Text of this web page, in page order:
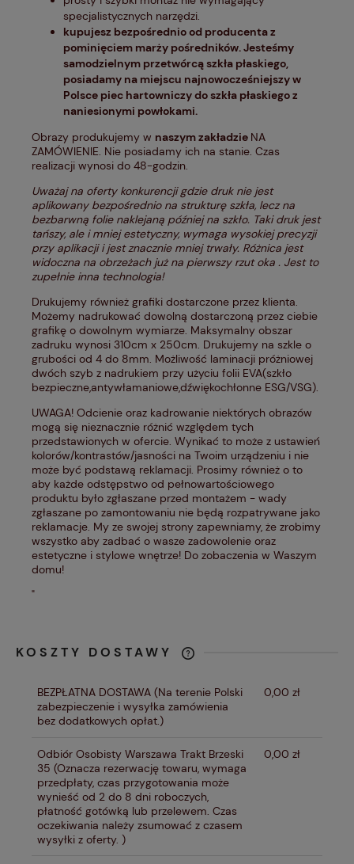
specjalistycznych narzędzi.
kupujesz bezpośrednio od producenta z
pominięciem marży pośredników. Jesteśmy
samodzielnym przetwórcą szkła płaskiego,
posiadamy na miejscu najnowocześniejszy w
Polsce piec hartowniczy do szkła płaskiego z
naniesionymi powłokami.
Obrazy produkujemy w naszym zakładzie NA
ZAMÓWIENIE. Nie posiadamy ich na stanie. Czas
realizacji wynosi do 48-godzin.
Uważaj na oferty konkurencji gdzie druk nie jest
aplikowany bezpośrednio na strukturę szkła, lecz na
bezbarwną folie naklejaną później na szkło. Taki druk jest
tańszy, ale i mniej estetyczny, wymaga wysokiej precyzji
przy aplikacji i jest znacznie mniej trwały. Różnica jest
widoczna na obrzeżach już na pierwszy rzut oka . Jest to
zupełnie inna technologia!
Drukujemy również grafiki dostarczone przez klienta.
Możemy nadrukować dowolną dostarczoną przez ciebie
grafikę o dowolnym wymiarze. Maksymalny obszar
zadruku wynosi 310cm x 250cm. Drukujemy na szkle o
grubości od 4 do 8mm. Możliwość laminacji próżniowej
dwóch szyb z nadrukiem przy użyciu folii EVA(szkło
bezpieczne,antywłamaniowe,dźwiękochłonne ESG/VSG).
UWAGA! Odcienie oraz kadrowanie niektórych obrazów
mogą się nieznacznie różnić względem tych
przedstawionych w ofercie. Wynikać to może z ustawień
kolorów/kontrastów/jasności na Twoim urządzeniu i nie
może być podstawą reklamacji. Prosimy również o to
aby każde odstępstwo od pełnowartościowego
produktu było zgłaszane przed montażem - wady
zgłaszane po zamontowaniu nie będą rozpatrywane jako
reklamacje. My ze swojej strony zapewniamy, że zrobimy
wszystko aby zadbać o wasze zadowolenie oraz
estetyczne i stylowe wnętrze! Do zobaczenia w Waszym
domu!
"
KOSZTY DOSTAWY
KOSZTÓW PŁATNOŚCI
BEZPŁATNA DOSTAWA (Na terenie Polski
zabezpieczenie i wysyłka zamówienia
bez dodatkowych opłat.)
0,00 zł
Odbiór Osobisty Warszawa Trakt Brzeski
35 (Oznacza rezerwację towaru, wymaga
przedpłaty, czas przygotowania może
wynieść od 2 do 8 dni roboczych,
płatność gotówką lub przelewem. Czas
oczekiwania należy zsumować z czasem
wysyłki z oferty. )
0,00 zł